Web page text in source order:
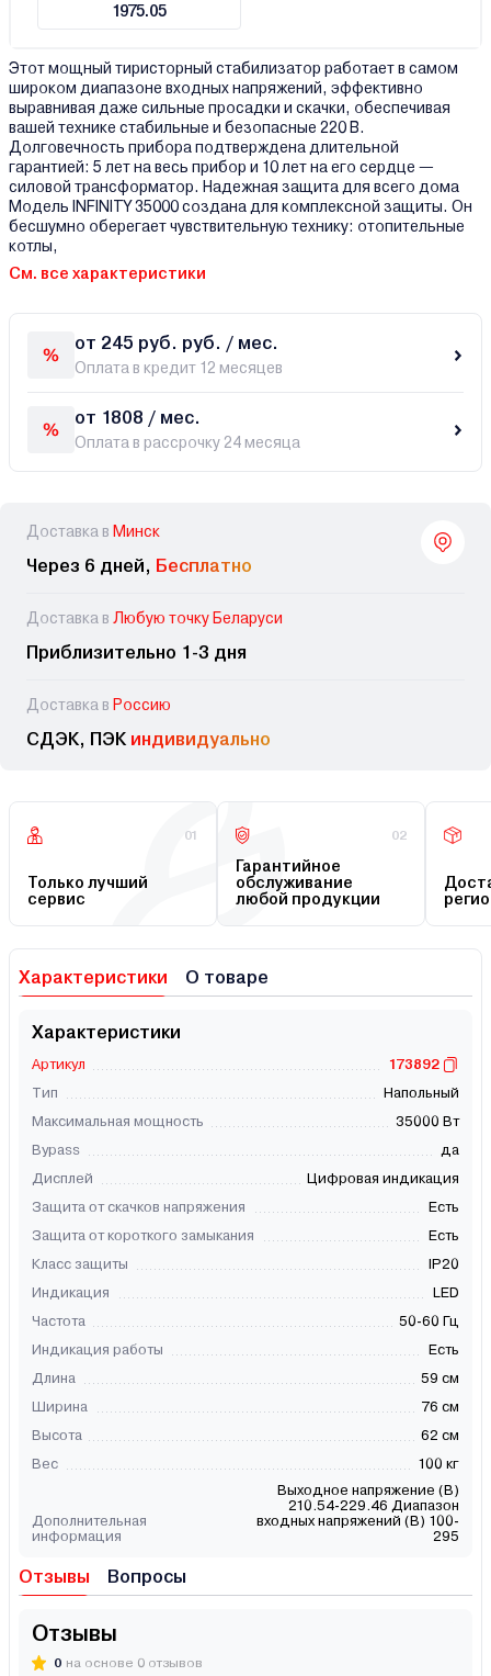
1975.05
Этот мощный тиристорный стабилизатор работает в самом
широком диапазоне входных напряжений, эффективно
выравнивая даже сильные просадки и скачки, обеспечивая
вашей технике стабильные и безопасные 220 В.
Долговечность прибора подтверждена длительной
гарантией: 5 лет на весь прибор и 10 лет на его сердце —
силовой трансформатор. Надежная защита для всего дома
Модель INFINITY 35000 создана для комплексной защиты. Он
бесшумно оберегает чувствительную технику: отопительные
котлы,
См. все характеристики
от 245 руб. руб. / мес.
Оплата в кредит 12 месяцев
от 1808 / мес.
Оплата в рассрочку 24 месяца
Доставка в Минск
Через 6 дней, Бесплатно
Доставка в Любую точку Беларуси
Приблизительно 1-3 дня
Доставка в Россию
СДЭК, ПЭК индивидуально
01
Только лучший
сервис
02
Гарантийное
обслуживание
любой продукции
Характеристики О товаре
Характеристики
Артикул
173892
Тип
Напольный
Максимальная мощность
35000 Вт
Bypass
да
Дисплей
Цифровая индикация
Защита от скачков напряжения
Есть
Защита от короткого замыкания
Есть
Класс защиты
IP20
Индикация
LED
Частота
50-60 Гц
Индикация работы
Есть
Длина
59 см
Ширина
76 см
Высота
62 см
Вес
100 кг
Дополнительная
информация
Выходное напряжение (В)
210.54-229.46 Диапазон
входных напряжений (В) 100-
295
Отзывы Вопросы
Отзывы
0 на основе 0 отзывов